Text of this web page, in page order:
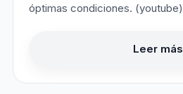
óptimas condiciones. (youtube)
Leer más